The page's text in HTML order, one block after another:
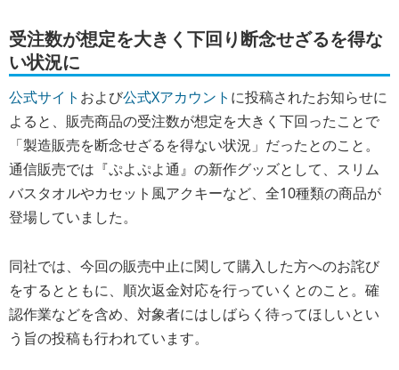
受注数が想定を大きく下回り断念せざるを得な
い状況に
公式サイト および公式Xアカウント に投稿されたお知らせに
よると、販売商品の受注数が想定を大きく下回ったことで
「製造販売を断念せざるを得ない状況」だったとのこと。
通信販売では『ぷよぷよ通』の新作グッズとして、スリム
バスタオルやカセット風アクキーなど、全10種類の商品が
登場していました。
同社では、今回の販売中止に関して購入した方へのお詫び
をするとともに、順次返金対応を行っていくとのこと。確
認作業などを含め、対象者にはしばらく待ってほしいとい
う旨の投稿も行われています。